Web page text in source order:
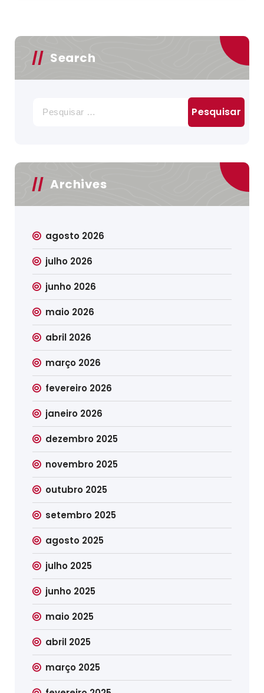
Search
por:
Archives
agosto 2026
julho 2026
junho 2026
maio 2026
abril 2026
março 2026
fevereiro 2026
janeiro 2026
dezembro 2025
novembro 2025
outubro 2025
setembro 2025
agosto 2025
julho 2025
junho 2025
maio 2025
abril 2025
março 2025